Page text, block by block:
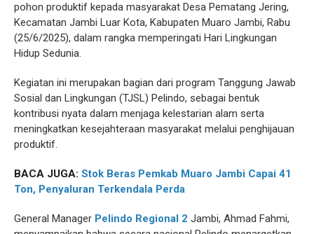
pohon produktif kepada masyarakat Desa Pematang Jering,
Kecamatan Jambi Luar Kota, Kabupaten Muaro Jambi, Rabu
(25/6/2025), dalam rangka memperingati Hari Lingkungan
Hidup Sedunia.
Kegiatan ini merupakan bagian dari program Tanggung Jawab
Sosial dan Lingkungan (TJSL) Pelindo, sebagai bentuk
kontribusi nyata dalam menjaga kelestarian alam serta
meningkatkan kesejahteraan masyarakat melalui penghijauan
produktif.
BACA JUGA: Stok Beras Pemkab Muaro Jambi Capai 41
Ton, Penyaluran Terkendala Perda
General Manager Pelindo Regional 2 Jambi, Ahmad Fahmi,